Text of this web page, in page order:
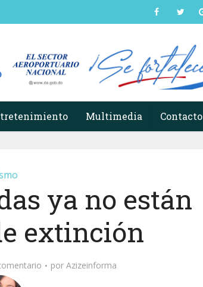
Multimedia Contacto
ya no están
extinción
por Azizeinforma